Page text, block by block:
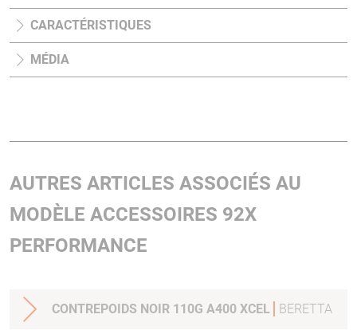
CARACTÉRISTIQUES
MÉDIA
AUTRES ARTICLES ASSOCIÉS AU
MODÈLE ACCESSOIRES 92X
PERFORMANCE
CONTREPOIDS NOIR 110G A400 XCEL BERETTA